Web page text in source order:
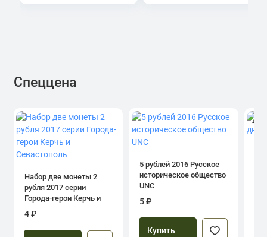
Спеццена
Набор две монеты 2
рубля 2017 серии
Города-герои Керчь и
4 ₽
5 рублей 2016 Русское
историческое общество
UNC
5 ₽
Купить
4.0